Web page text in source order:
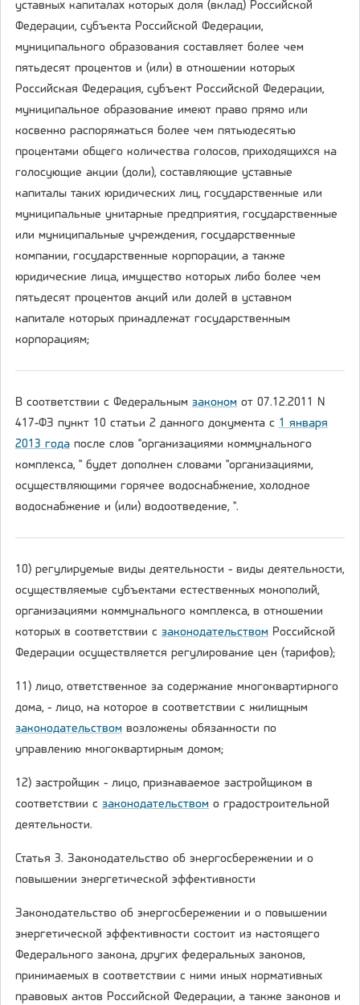
уставных капиталах которых доля (вклад) Российской
Федерации, субъекта Российской Федерации,
муниципального образования составляет более чем
пятьдесят процентов и (или) в отношении которых
Российская Федерация, субъект Российской Федерации,
муниципальное образование имеют право прямо или
косвенно распоряжаться более чем пятьюдесятью
процентами общего количества голосов, приходящихся на
голосующие акции (доли), составляющие уставные
капиталы таких юридических лиц, государственные или
муниципальные унитарные предприятия, государственные
или муниципальные учреждения, государственные
компании, государственные корпорации, а также
юридические лица, имущество которых либо более чем
пятьдесят процентов акций или долей в уставном
капитале которых принадлежат государственным
корпорациям;
В соответствии с Федеральным законом от 07.12.2011 N
417-ФЗ пункт 10 статьи 2 данного документа с 1 января
2013 года после слов "организациями коммунального
комплекса, " будет дополнен словами "организациями,
осуществляющими горячее водоснабжение, холодное
водоснабжение и (или) водоотведение, ".
10) регулируемые виды деятельности - виды деятельности,
осуществляемые субъектами естественных монополий,
организациями коммунального комплекса, в отношении
которых в соответствии с законодательством Российской
Федерации осуществляется регулирование цен (тарифов);
11) лицо, ответственное за содержание многоквартирного
дома, - лицо, на которое в соответствии с жилищным
законодательством возложены обязанности по
управлению многоквартирным домом;
12) застройщик - лицо, признаваемое застройщиком в
соответствии с законодательством о градостроительной
деятельности.
Статья 3. Законодательство об энергосбережении и о
повышении энергетической эффективности
Законодательство об энергосбережении и о повышении
энергетической эффективности состоит из настоящего
Федерального закона, других федеральных законов,
принимаемых в соответствии с ними иных нормативных
правовых актов Российской Федерации, а также законов и